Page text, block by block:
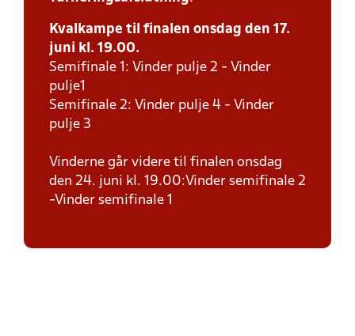
Kvalkampe til finalen onsdag den 17.
juni kl. 19.00.
Semifinale 1: Vinder pulje 2 - Vinder
pulje1
Semifinale 2: Vinder pulje 4 - Vinder
pulje 3
Vinderne går videre til finalen onsdag
den 24. juni kl. 19.00:Vinder semifinale 2
-Vinder semifinale 1